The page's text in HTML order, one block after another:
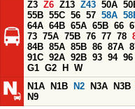
Z3 Z6 Z13 Z43 50A
55B 55C 56 57 58A
64A 64B 65A 65B 66
73 75A 75B 76 77 78
84B 85A 85B 86 87A
91C 92A 92B 93 94 96
G1 G2 H
W
N1A
N1B N2 N3A N3B
N9